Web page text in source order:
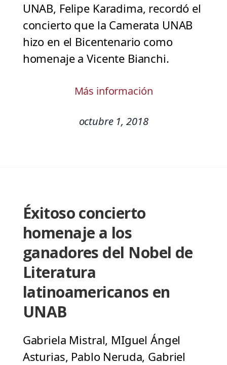
UNAB, Felipe Karadima, recordó el
concierto que la Camerata UNAB
hizo en el Bicentenario como
homenaje a Vicente Bianchi.
Más información
octubre 1, 2018
Éxitoso concierto
homenaje a los
ganadores del Nobel de
Literatura
latinoamericanos en
UNAB
Gabriela Mistral, MIguel Ángel
Asturias, Pablo Neruda, Gabriel